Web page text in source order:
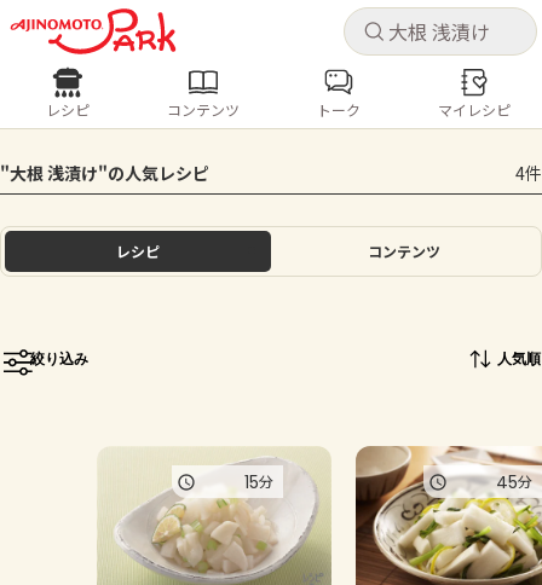
キャ
ログインするとレシピを保存できます
ログイン
ホーム
トーク
よくあるお問い合わせ
キャ
レシピ コンテンツ
人気の食材・レシピ
きゅうり なす トマト とうもろこし
ピーマン
レシピ コンテンツ トーク マイレシピ
"大根 浅漬け"の人気レシピ 4件
レシピ コンテンツ
絞り込み 人気順
15分 45分